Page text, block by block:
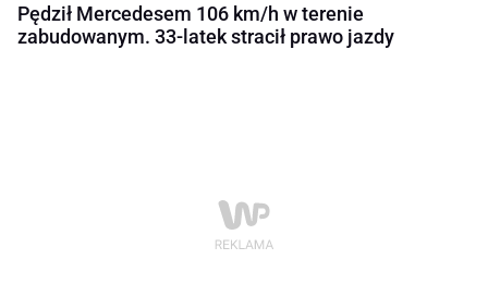
Pędził Mercedesem 106 km/h w terenie
zabudowanym. 33-latek stracił prawo jazdy